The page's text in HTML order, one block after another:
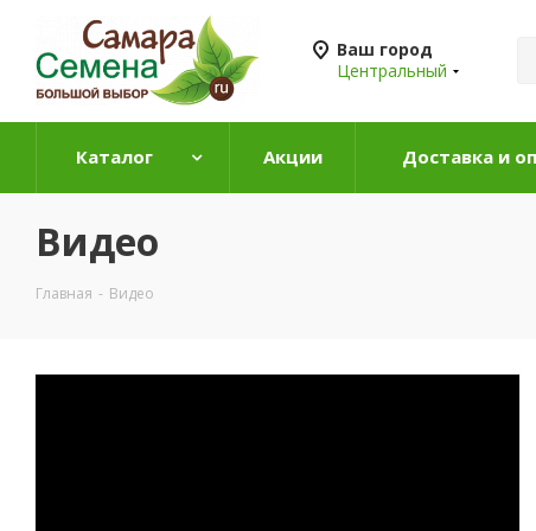
Ваш город
Центральный
Каталог Акции Доставка и
Видео
Главная - Видео